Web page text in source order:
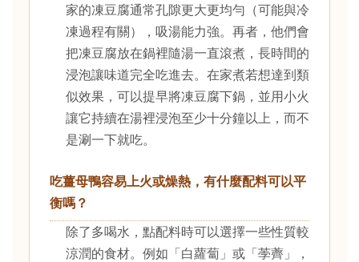
家的凍豆腐通常孔隙更大更均勻（可能與冷
凍過程有關），吸湯能力強。再者，他們會
把凍豆腐放在鍋裡隨湯一直滾煮，長時間的
浸泡讓味道完全吃進去。在家煮若想達到類
似效果，可以提早將凍豆腐下鍋，並用小火
讓它持續在湯裡浸泡至少十分鐘以上，而不
是涮一下就吃。
吃薑母鴨容易上火或燥熱，有什麼配料可以平
衡嗎？
除了多喝水，點配料時可以選擇一些性質較
涼潤的食材。例如「白蘿蔔」或「荸薺」，